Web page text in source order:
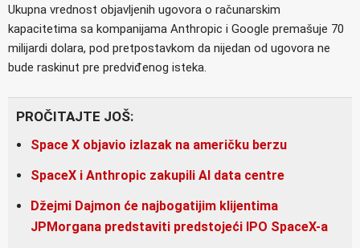
Ukupna vrednost objavljenih ugovora o računarskim
kapacitetima sa kompanijama Anthropic i Google premašuje 70
milijardi dolara, pod pretpostavkom da nijedan od ugovora ne
bude raskinut pre predviđenog isteka.
PROČITAJTE JOŠ:
Space X objavio izlazak na američku berzu
SpaceX i Anthropic zakupili AI data centre
Džejmi Dajmon će najbogatijim klijentima
JPMorgana predstaviti predstojeći IPO SpaceX-a